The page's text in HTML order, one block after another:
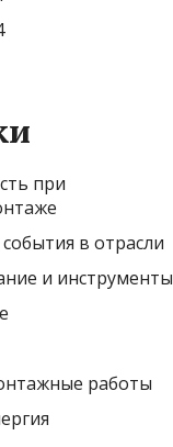
при
в отрасли
и инструменты
работы